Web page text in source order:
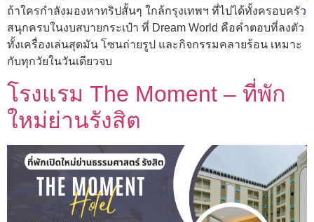
ถ้าใครกำลังมองหาทริปสั้นๆ ใกล้กรุงเทพฯ ที่ไปได้ทั้งครอบครัว
สนุกครบในงบสบายกระเป๋า ที่ Dream World คือคำตอบที่ลงตัว
ทั้งเครื่องเล่นสุดมัน โซนถ่ายรูป และกิจกรรมคลายร้อน เหมาะ
กับทุกวัยในวันเดียวจบ
โรงแรม The Moment – ที่พัก
ใหม่ย่านรังสิต